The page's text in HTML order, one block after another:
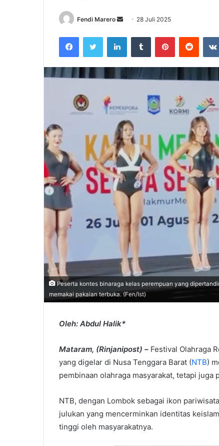
Fendi Marero
Send28 Juli 2025
FacebookTwitter LinkedIn Tumblr PinterestReddit
Peserta kontes binaraga kelas perempuan yang
memakai pakaian terbuka. (Fen/Ist)
Oleh: Abdul Halik*
Mataram, (Rinjanipost) – Festival Olahraga
yang digelar di Nusa Tenggara Barat (NTB)
pembinaan olahraga masyarakat, tetapi juga
NTB, dengan Lombok sebagai ikon
julukan yang mencerminkan identitas
tinggi oleh masyarakatnya.